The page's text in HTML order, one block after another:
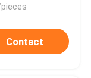
Contact